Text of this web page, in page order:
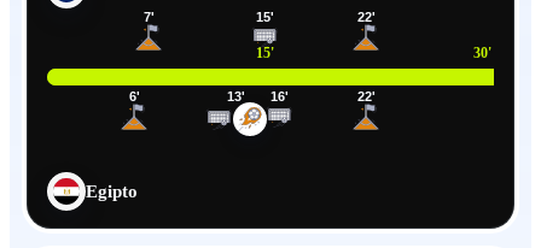
15' 30'
6'
7'
13'
15'
16' 22'
22'
Egipto